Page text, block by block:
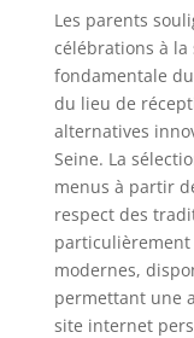
Les parents
célébrations à la
fondamentale
du lieu de
alternatives
Seine. La
menus à partir
respect des
modernes,
permettant une
site internet